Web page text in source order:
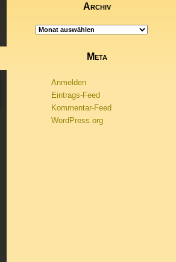
Archiv
Archiv
Meta
Anmelden
Eintrags-Feed
Kommentar-Feed
WordPress.org